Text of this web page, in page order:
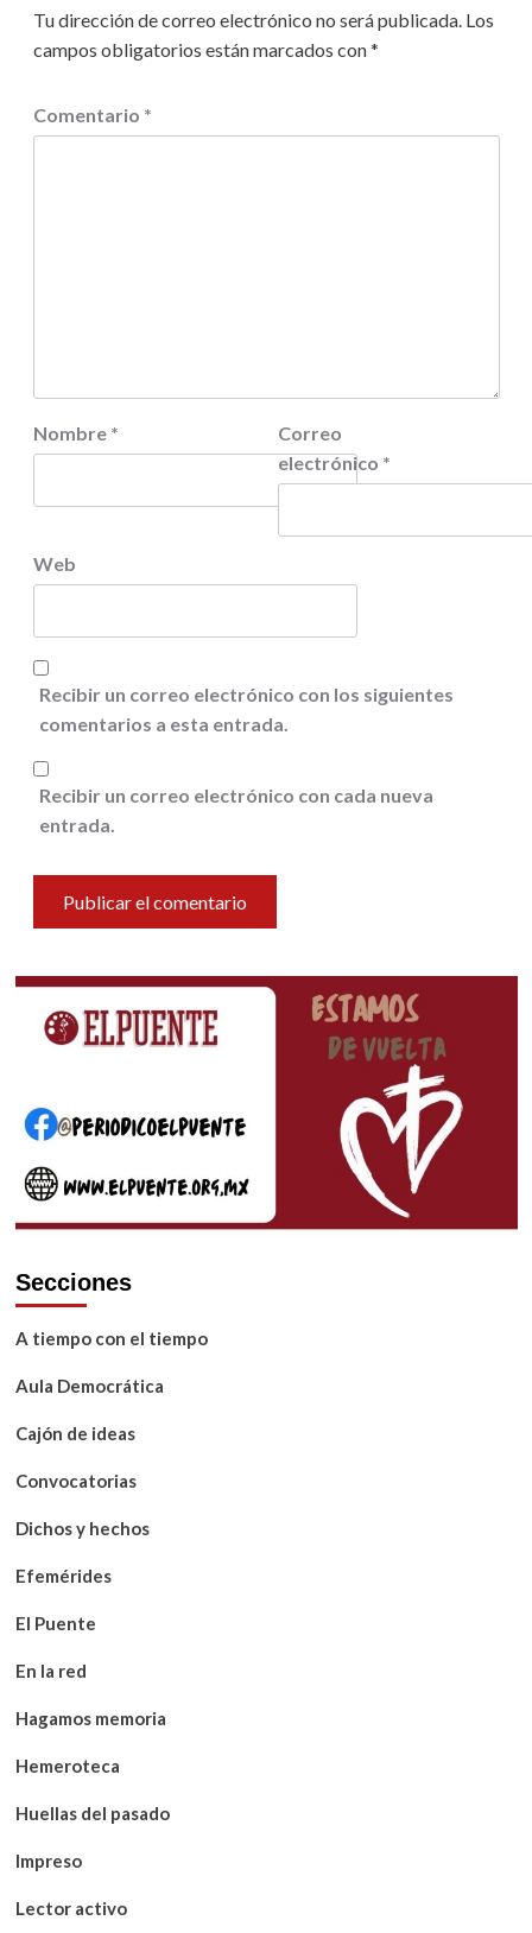
Tu dirección de correo electrónico no será publicada. Los
campos obligatorios están marcados con*
Comentario *
Nombre *
Correo
electrónico *
Web
Recibir un correo electrónico con los siguientes
comentarios a esta entrada.
Recibir un correo electrónico con cada nueva
entrada.
Secciones
A tiempo con el tiempo
Aula Democrática
Cajón de ideas
Convocatorias
Dichos y hechos
Efemérides
El Puente
En la red
Hagamos memoria
Hemeroteca
Huellas del pasado
Impreso
Lector activo